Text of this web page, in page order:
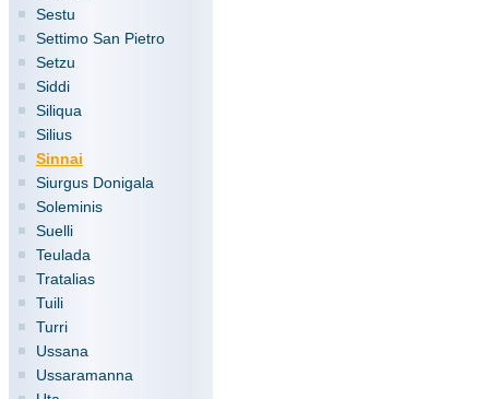
Sestu
Settimo San Pietro
Setzu
Siddi
Siliqua
Silius
Sinnai
Siurgus Donigala
Soleminis
Suelli
Teulada
Tratalias
Tuili
Turri
Ussana
Ussaramanna